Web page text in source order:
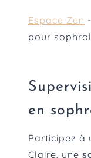
Espace Zen -
pour
en
Participez à
Claire, une